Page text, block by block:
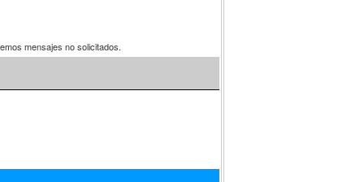
mensajes no solicitados.